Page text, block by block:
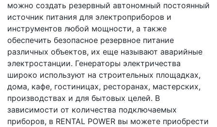
можно создать резервный автономный постоянный
источник питания для электроприборов и
инструментов любой мощности, а также
обеспечить безопасное резервное питание
различных объектов, их еще называют аварийные
электростанции. Генераторы электричества
широко используют на строительных площадках,
дома, кафе, гостиницах, ресторанах, мастерских,
производствах и для бытовых целей. В
зависимости от количества подключаемых
приборов, в RENTAL POWER вы можете приобрести